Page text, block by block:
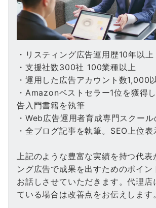
・リスティング広告運用歴10年以上
・支援社数300社 100業種以上
・運用した広告アカウント数1,000
・Amazonベストセラー1位を獲得
告入門書籍を執筆
・Web広告運用者育成専門スクール
・全ブログ記事を執筆。SEO上位表
上記のような豊富な実績を持つ代表
ング広告で成果を出すためのポイン
お話しさせていただきます。代理店
ている場合は改善点をお伝えします。